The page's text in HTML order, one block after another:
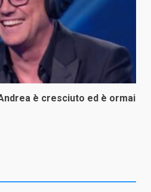
è cresciuto ed è ormai